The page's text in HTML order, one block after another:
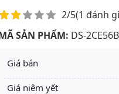
Điểm đánh
2/5(1 đánh
SẢN PHẨM: DS-
Giá bán
Giá niêm yết